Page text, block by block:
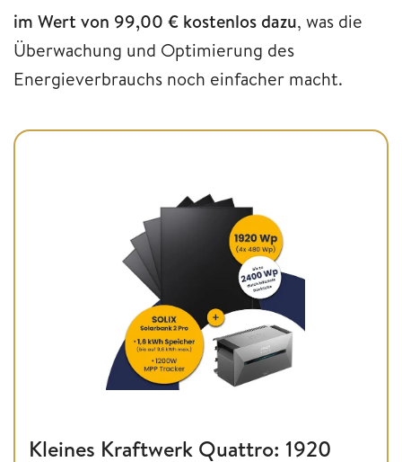
im Wert von 99,00 € kostenlos dazu, was die
Überwachung und Optimierung des
Energieverbrauchs noch einfacher macht.
Kleines Kraftwerk Quattro: 1920